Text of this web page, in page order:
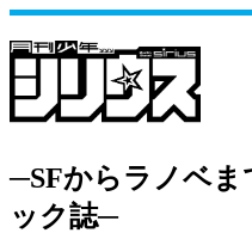
─SFからラノベま
ック誌─